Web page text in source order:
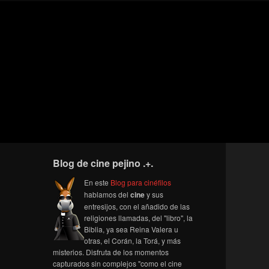
Blog de cine pejino .+.
En este Blog para cinéfilos
hablamos del ciney sus
entresijos, con el añadido de las
religiones llamadas, del "libro", la
Biblia, ya sea Reina Valera u
otras, el Corán, la Torá, y más
misterios. Disfruta de los momentos
capturados sin complejos "como el cine